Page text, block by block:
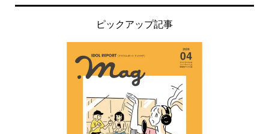
ピックアップ記事